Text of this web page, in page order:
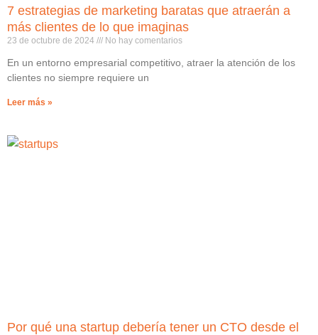
7 estrategias de marketing baratas que atraerán a
más clientes de lo que imaginas
23 de octubre de 2024 No hay comentarios
En un entorno empresarial competitivo, atraer la atención de los
clientes no siempre requiere un
Leer más »
Por qué una startup debería tener un CTO desde el